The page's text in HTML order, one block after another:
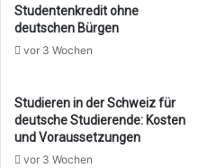
Studentenkredit ohne
deutschen Bürgen
vor 3 Wochen
Studieren in der Schweiz für
deutsche Studierende: Kosten
und Voraussetzungen
vor 3 Wochen